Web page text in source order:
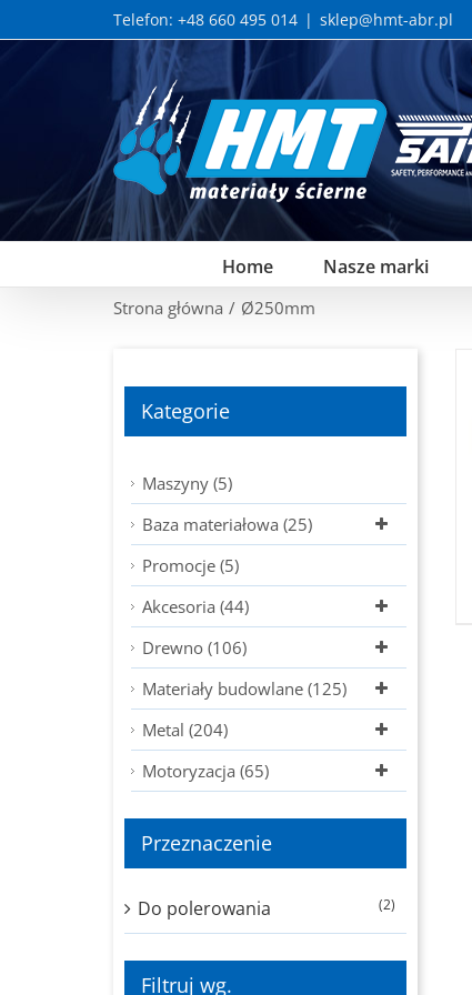
to
Telefon: +48 660 495 014 | sklep@hmt-abr.pl
Home Nasze marki
Strona główna / Ø250mm
Kategorie
Maszyny (5)
Baza materiałowa (25)
Promocje (5)
Akcesoria (44)
Drewno (106)
Materiały budowlane (125)
Metal (204)
Motoryzacja (65)
Przeznaczenie
Do polerowania (2)
Filtruj wg.